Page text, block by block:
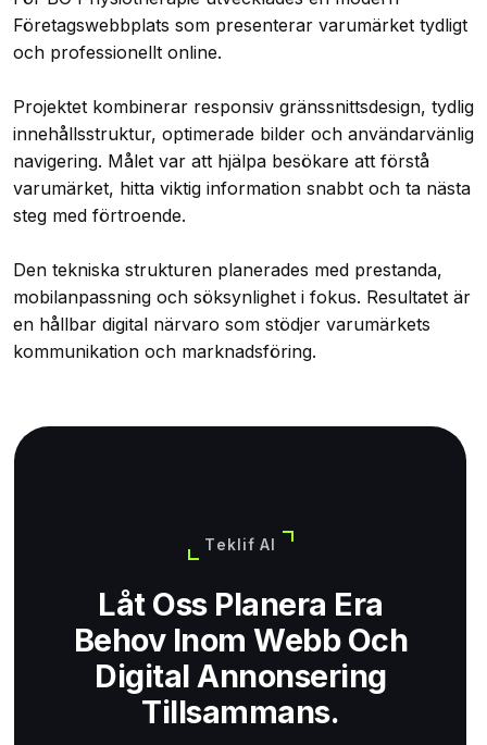
Företagswebbplats som presenterar varumärket tydligt
och professionellt online.
Projektet kombinerar responsiv gränssnittsdesign, tydlig
innehållsstruktur, optimerade bilder och användarvänlig
navigering. Målet var att hjälpa besökare att förstå
varumärket, hitta viktig information snabbt och ta nästa
steg med förtroende.
Den tekniska strukturen planerades med prestanda,
mobilanpassning och söksynlighet i fokus. Resultatet är
en hållbar digital närvaro som stödjer varumärkets
kommunikation och marknadsföring.
Teklif Al
Låt Oss Planera Era
Behov Inom Webb Och
Digital Annonsering
Tillsammans.